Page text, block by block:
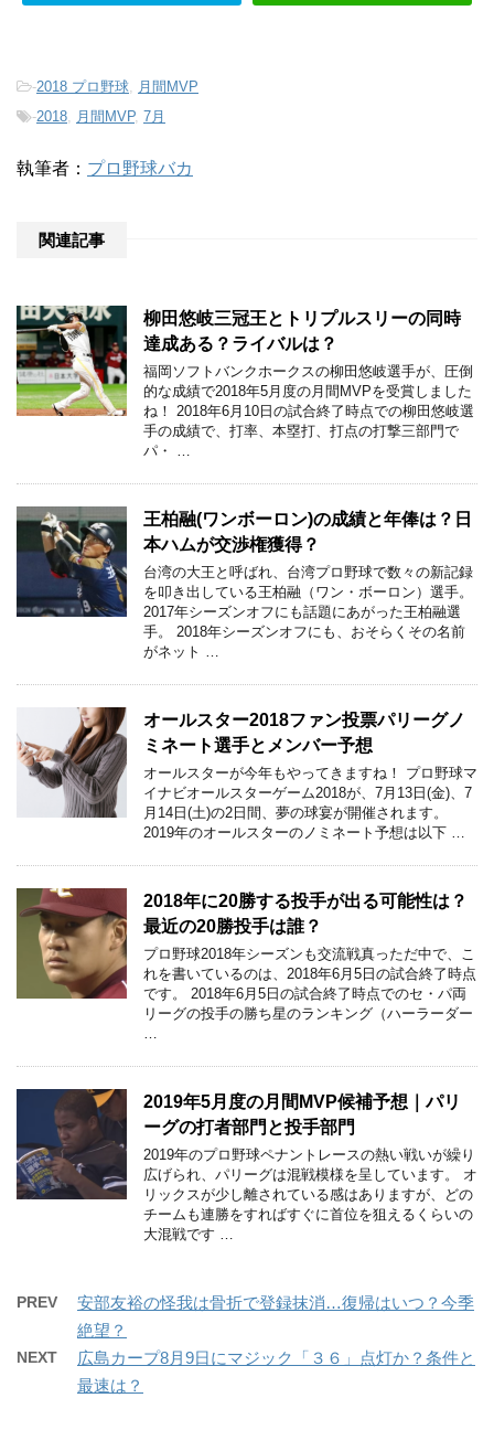
-2018 プロ野球
月間MVP
-2018 月間MVP, 7月
執筆者： プロ野球バカ
関連記事
柳田悠岐三冠王とトリプルスリーの同時
達成ある？ライバルは？
福岡ソフトバンクホークスの柳田悠岐選手が、圧倒
的な成績で2018年5月度の月間MVPを受賞しました
ね！ 2018年6月10日の試合終了時点での柳田悠岐選
手の成績で、打率、本塁打、打点の打撃三部門で
パ・ …
王柏融(ワンボーロン)の成績と年俸は？日
本ハムが交渉権獲得？
台湾の大王と呼ばれ、台湾プロ野球で数々の新記録
を叩き出している王柏融（ワン・ボーロン）選手。
2017年シーズンオフにも話題にあがった王柏融選
手。 2018年シーズンオフにも、おそらくその名前
がネット …
オールスター2018ファン投票パリーグノ
ミネート選手とメンバー予想
オールスターが今年もやってきますね！ プロ野球マ
イナビオールスターゲーム2018が、7月13日(金)、7
月14日(土)の2日間、夢の球宴が開催されます。
2019年のオールスターのノミネート予想は以下 …
2018年に20勝する投手が出る可能性は？
最近の20勝投手は誰？
プロ野球2018年シーズンも交流戦真っただ中で、こ
れを書いているのは、2018年6月5日の試合終了時点
です。 2018年6月5日の試合終了時点でのセ・パ両
リーグの投手の勝ち星のランキング（ハーラーダー
2019年5月度の月間MVP候補予想｜パリ
ーグの打者部門と投手部門
2019年のプロ野球ペナントレースの熱い戦いが繰り
広げられ、パリーグは混戦模様を呈しています。 オ
リックスが少し離されている感はありますが、どの
チームも連勝をすればすぐに首位を狙えるくらいの
大混戦です …
PREV
安部友裕の怪我は骨折で登録抹消…復帰はいつ？今季
絶望？
NEXT
広島カープ8月9日にマジック「３６」点灯か？条件と
最速は？